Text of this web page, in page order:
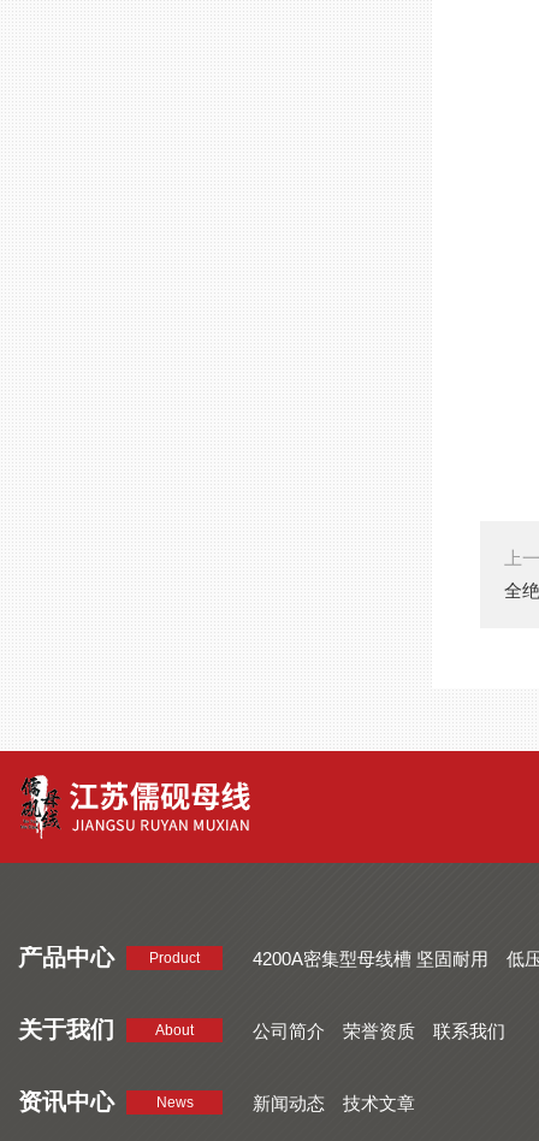
上
全
产品中心 Product 4200A密集型母线槽 坚固耐用
低
关于我们 About 公司简介 荣誉资质 联系我们
资讯中心 News 新闻动态 技术文章